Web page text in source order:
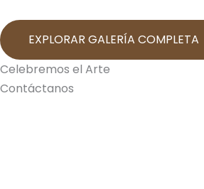
EXPLORAR GALERÍA COMPLETA
Celebremos el Arte
Contáctanos